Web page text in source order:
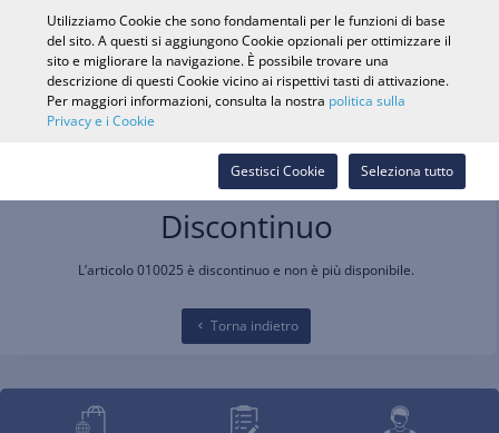
Ricerca veicolo
Cerca nel
Webshop
Accedi
Discontinuo
L’articolo 010025 è discontinuo e non è più disponibile.
Torna indietro
Utilizziamo Cookie che sono fondamentali per le funzioni di base
del sito. A questi si aggiungono Cookie opzionali per ottimizzare il
sito e migliorare la navigazione. È possibile trovare una
descrizione di questi Cookie vicino ai rispettivi tasti di attivazione.
Per maggiori informazioni, consulta la nostra politica sulla
Privacy e i Cookie
Seleziona tutto
Gestisci Cookie